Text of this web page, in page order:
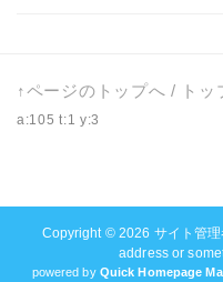
↑ページのトップへ / トッ
a:105 t:1 y:3
Copyright © 2026 サイト管理
address or
powered by Quick Homepage